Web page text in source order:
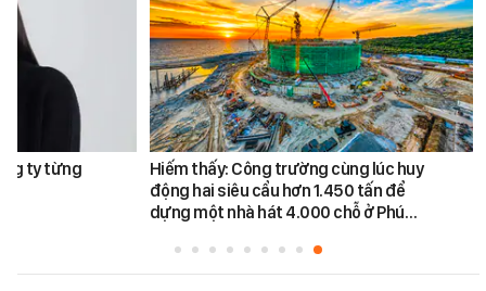
ty từng
Hiếm thấy: Công trường cùng lúc huy
động hai siêu cẩu hơn 1.450 tấn để
dựng một nhà hát 4.000 chỗ ở Phú…